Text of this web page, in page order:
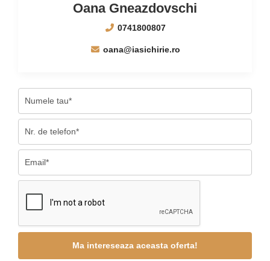
Oana Gneazdovschi
0741800807
oana@iasichirie.ro